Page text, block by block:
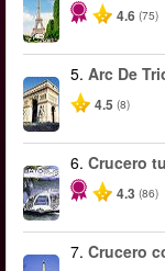
4.6 (75)
5. Arc De
4.5 (8)
6. Crucero
4.3 (86)
7. Crucero